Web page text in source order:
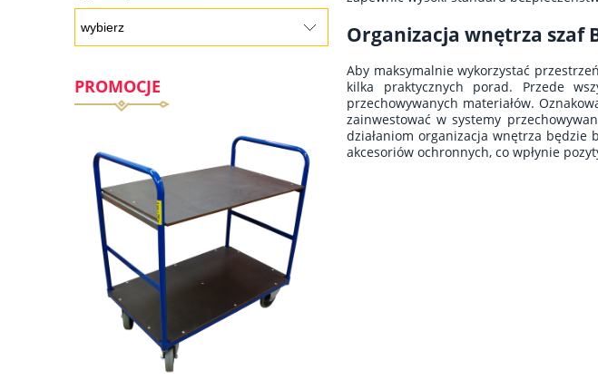
PROMOCJE
Organizacja wnętrza szaf
Aby maksymalnie wykorzystać
kilka praktycznych porad. Przede
przechowywanych materiałów.
zainwestować w systemy
działaniom organizacja wnętrza
akcesoriów ochronnych, co wpłynie